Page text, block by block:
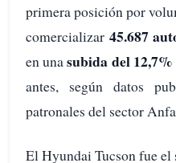
primera posición por
comercializar 45.687
en unasubida del 12,7%
antes, según datos
patronales del sector
El Hyundai Tucson fue el